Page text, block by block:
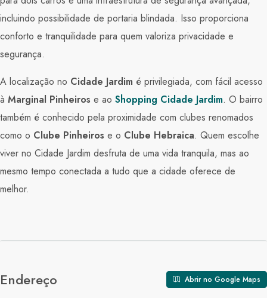
incluindo possibilidade de portaria blindada. Isso proporciona
conforto e tranquilidade para quem valoriza privacidade e
segurança.
A localização no Cidade Jardim é privilegiada, com fácil acesso
à Marginal Pinheiros e ao Shopping Cidade Jardim. O bairro
também é conhecido pela proximidade com clubes renomados
como o Clube Pinheiros e o Clube Hebraica. Quem escolhe
viver no Cidade Jardim desfruta de uma vida tranquila, mas ao
mesmo tempo conectada a tudo que a cidade oferece de
melhor.
Endereço Abrir no Google Maps